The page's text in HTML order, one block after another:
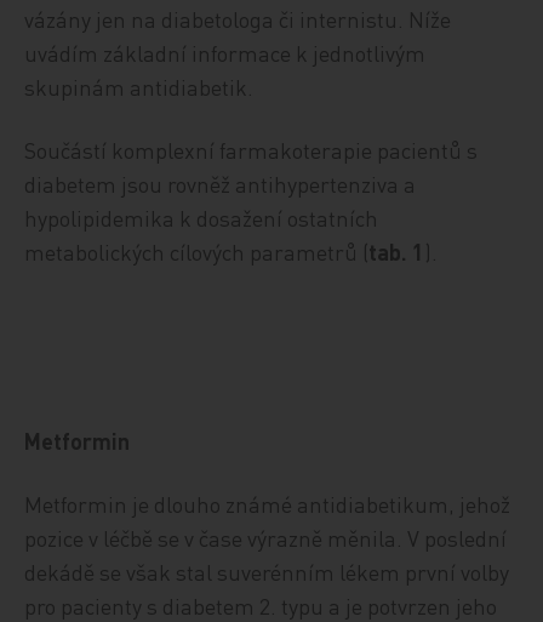
vázány jen na diabetologa či internistu. Níže
uvádím základní informace k jednotlivým
skupinám antidiabetik.
Součástí komplexní farmakoterapie pacientů s
diabetem jsou rovněž antihypertenziva a
hypolipidemika k dosažení ostatních
metabolických cílových parametrů (tab. 1 ).
Metformin
Metformin je dlouho známé antidiabetikum, jehož
pozice v léčbě se v čase výrazně měnila. V poslední
dekádě se však stal suverénním lékem první volby
pro pacienty s diabetem 2. typu a je potvrzen jeho